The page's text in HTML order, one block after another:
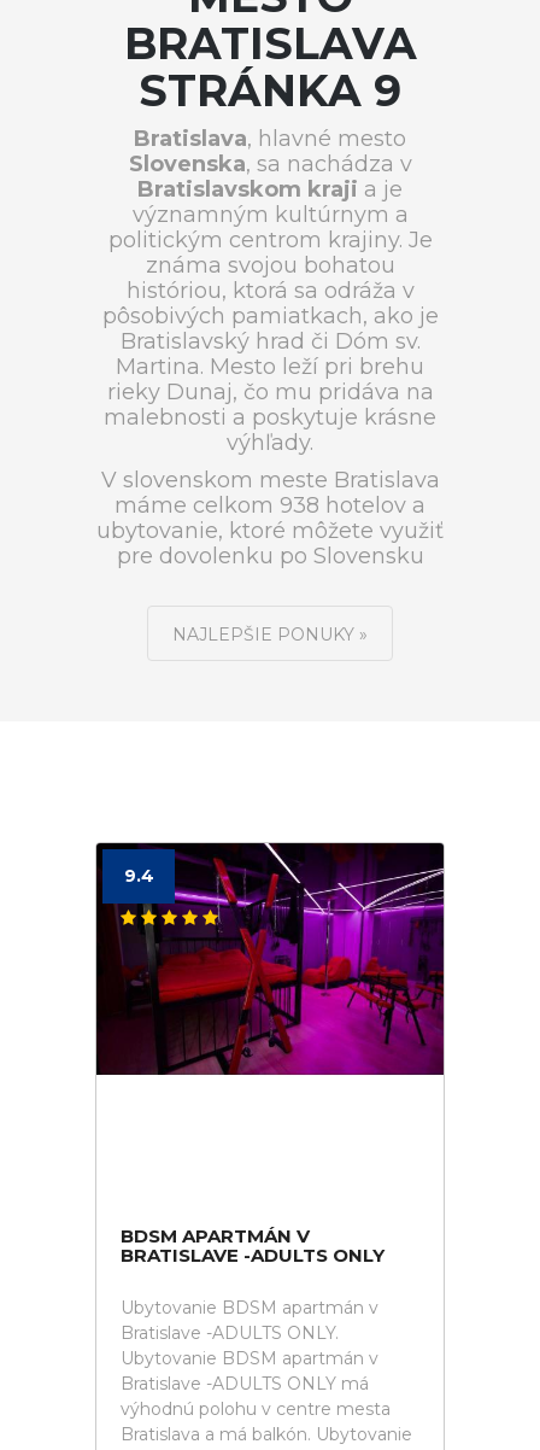
BRATISLAVA
STRÁNKA 9
Bratislava, hlavné mesto
Slovenska, sa nachádza v
Bratislavskom kraji a je
významným kultúrnym a
politickým centrom krajiny. Je
známa svojou bohatou
históriou, ktorá sa odráža v
pôsobivých pamiatkach, ako je
Bratislavský hrad či Dóm sv.
Martina. Mesto leží pri brehu
rieky Dunaj, čo mu pridáva na
malebnosti a poskytuje krásne
výhľady.
V slovenskom meste Bratislava
máme celkom 938 hotelov a
ubytovanie, ktoré môžete využiť
pre dovolenku po Slovensku
NAJLEPŠIE PONUKY »
9.4
BDSM APARTMÁN V
BRATISLAVE -ADULTS ONLY
Ubytovanie BDSM apartmán v
Bratislave -ADULTS ONLY.
Ubytovanie BDSM apartmán v
Bratislave -ADULTS ONLY má
výhodnú polohu v centre mesta
Bratislava a má balkón. Ubytovanie